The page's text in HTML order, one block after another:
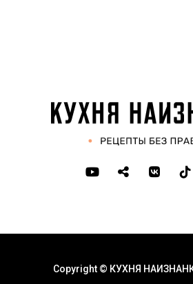
Copyright © КУХНЯ